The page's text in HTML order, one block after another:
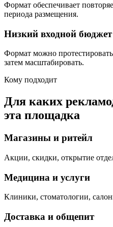
Формат обеспечивает
периода размещения.
Низкий входной бюджет
Формат можно
затем масштабировать.
Кому подходит
Для каких
эта площадка
Магазины и ритейл
Акции, скидки, открытие
Медицина и услуги
Клиники, стоматологии,
Доставка и общепит